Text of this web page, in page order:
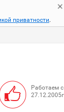
приватности.
Работаем с